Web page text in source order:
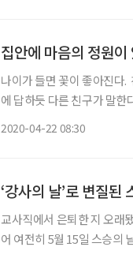
집안에 마음의 정원이
나이가 들면 꽃이 좋아진다.
에 답하듯 다른 친구가 말한
2020-04-22 08:30
‘강사의 날’로 변질된
교사직에서 은퇴한 지 오래
어 여전히 5월 15일 스승의